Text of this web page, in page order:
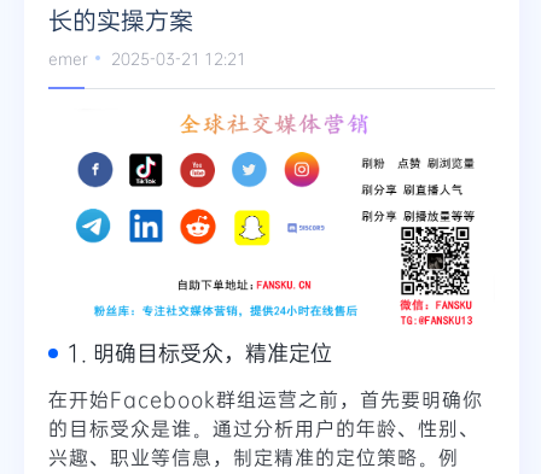
长的实操方案
emer 2025-03-21 12:21
1. 明确目标受众，精准定位
在开始Facebook群组运营之前，首先要明确你
的目标受众是谁。通过分析用户的年龄、性别、
兴趣、职业等信息，制定精准的定位策略。例